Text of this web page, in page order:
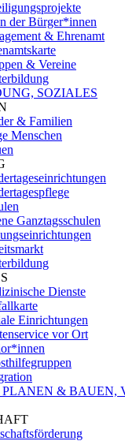
der Bürger*innen
& Ehrenamt
& Vereine
SOZIALES
& Familien
Menschen
Ganztagsschulen
Dienste
Einrichtungen
vor Ort
PLANEN & BAUEN,